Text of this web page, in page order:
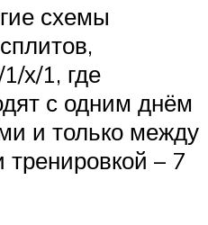
схемы
х/1, где
с одним днём
и только между
тренировкой – 7